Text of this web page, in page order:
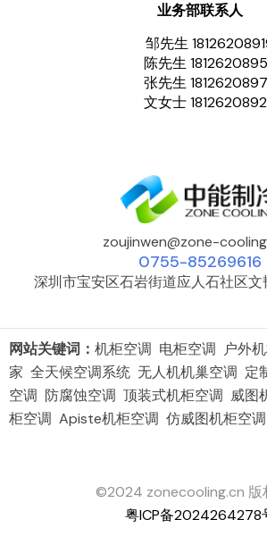
业务部联系人
邹先生
陈先生
张先生
文女士
zoujinwen@zone-
0755-85269616
深圳市宝安区石岩街道应人石社区
网站关键词： 机柜空调 电柜空调 户外
家 全天候空调系统 无人机机巢空调 定
空调 防腐蚀空调 顶装式机柜空调 威
柜空调 Apiste机柜空调 仿威图机柜空调
©2024 zonecooling.cn 版
粤ICP备2024264278